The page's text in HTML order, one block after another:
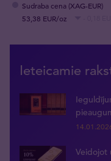
Sudraba cena (XAG-EUR)
53,38 EUR/oz
Ieteicamie
Veidojot